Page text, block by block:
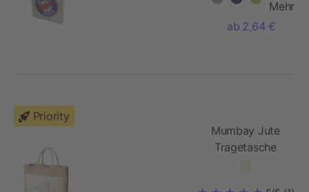
Mehr
ab 2,64 €
Priority
Mumbay Jute
Tragetasche